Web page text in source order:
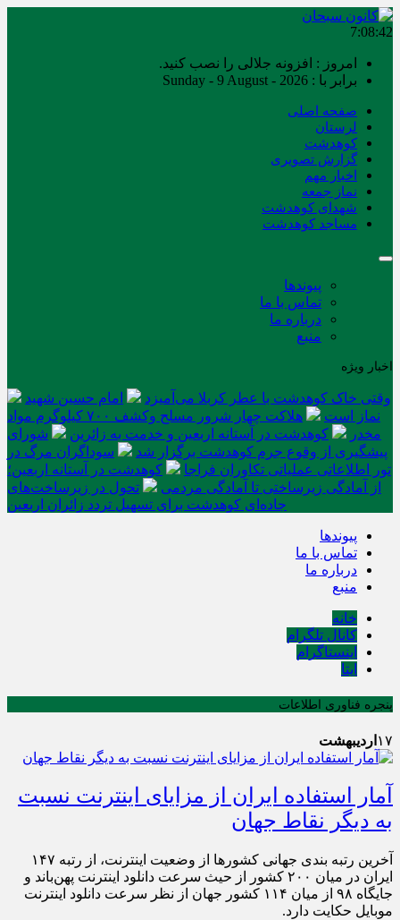
7:08:42
امروز : افزونه جلالی را نصب کنید.
برابر با : Sunday - 9 August - 2026
صفحه اصلی
لرستان
کوهدشت
گزارش تصویری
اخبار مهم
نماز جمعه
شهدای کوهدشت
مساجد کوهدشت
پیوندها
تماس با ما
درباره ما
منبع
اخبار ویژه
وقتی خاک کوهدشت با عطر کربلا می‌آمیزد
امام حسین شهید
نماز است
هلاکت چهار شرور مسلح وکشف ۷۰۰ کیلوگرم مواد
مخدر
کوهدشت در آستانه اربعین و خدمت‌ به زائرین
شورای
پیشگیری از وقوع جرم کوهدشت برگزار شد
سوداگران مرگ در
تور اطلاعاتی عملیاتی تکاوران فراجا
کوهدشت در آستانه اربعین؛
از آمادگی زیرساختی تا آمادگی مردمی
تحول در زیرساخت‌های
جاده‌ای کوهدشت برای تسهیل تردد زائران اربعین
پیوندها
تماس با ما
درباره ما
منبع
خانه
کانال تلگرام
اینستاگرام
ایتا
پنجره فناوری اطلاعات
۱۷ اردیبهشت
آمار استفاده ایران از مزایای اینترنت نسبت
به دیگر نقاط جهان
آخرین رتبه بندی جهانی کشورها از وضعیت اینترنت، از رتبه ۱۴۷
ایران در میان ۲۰۰ کشور از حیث سرعت دانلود اینترنت پهن‌باند و
جایگاه ۹۸ از میان ۱۱۴ کشور جهان از نظر سرعت دانلود اینترنت
موبایل حکایت دارد.